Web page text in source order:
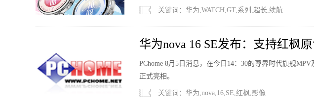
关键词：华为,WATCH,GT,系列,超长,续航
华为nova 16 SE发布：支持红枫
PChome 8月5日消息，在今日14：30的尊界时代旗舰
正式亮相。
关键词：华为,nova,16,SE,红枫,影像